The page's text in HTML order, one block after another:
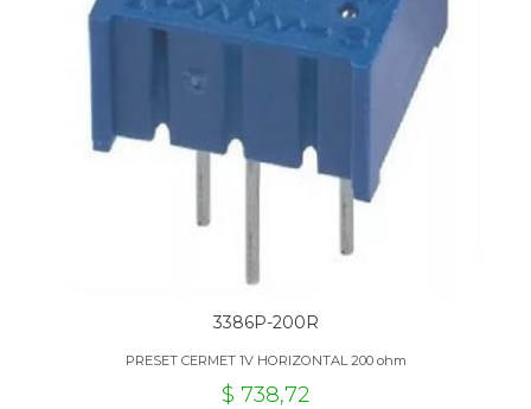
3386P-200R
PRESET CERMET 1V HORIZONTAL 200 ohm
$ 738,72